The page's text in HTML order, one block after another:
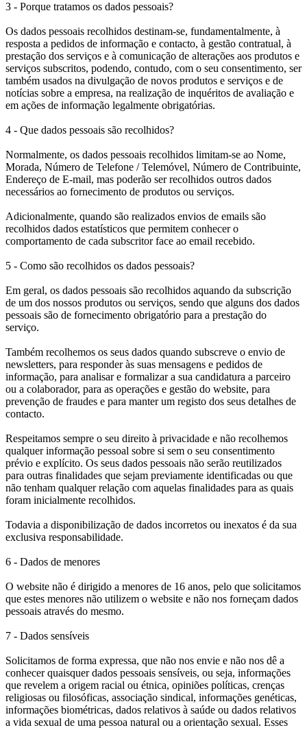
3 - Porque tratamos os dados pessoais?
Os dados pessoais recolhidos destinam-se, fundamentalmente, à
resposta a pedidos de informação e contacto, à gestão contratual, à
prestação dos serviços e à comunicação de alterações aos produtos e
serviços subscritos, podendo, contudo, com o seu consentimento, ser
também usados na divulgação de novos produtos e serviços e de
notícias sobre a empresa, na realização de inquéritos de avaliação e
em ações de informação legalmente obrigatórias.
4 - Que dados pessoais são recolhidos?
Normalmente, os dados pessoais recolhidos limitam-se ao Nome,
Morada, Número de Telefone / Telemóvel, Número de Contribuinte,
Endereço de E-mail, mas poderão ser recolhidos outros dados
necessários ao fornecimento de produtos ou serviços.
Adicionalmente, quando são realizados envios de emails são
recolhidos dados estatísticos que permitem conhecer o
comportamento de cada subscritor face ao email recebido.
5 - Como são recolhidos os dados pessoais?
Em geral, os dados pessoais são recolhidos aquando da subscrição
de um dos nossos produtos ou serviços, sendo que alguns dos dados
pessoais são de fornecimento obrigatório para a prestação do
serviço.
Também recolhemos os seus dados quando subscreve o envio de
newsletters, para responder às suas mensagens e pedidos de
informação, para analisar e formalizar a sua candidatura a parceiro
ou a colaborador, para as operações e gestão do website, para
prevenção de fraudes e para manter um registo dos seus detalhes de
contacto.
Respeitamos sempre o seu direito à privacidade e não recolhemos
qualquer informação pessoal sobre si sem o seu consentimento
prévio e explícito. Os seus dados pessoais não serão reutilizados
para outras finalidades que sejam previamente identificadas ou que
não tenham qualquer relação com aquelas finalidades para as quais
foram inicialmente recolhidos.
Todavia a disponibilização de dados incorretos ou inexatos é da sua
exclusiva responsabilidade.
6 - Dados de menores
O website não é dirigido a menores de 16 anos, pelo que solicitamos
que estes menores não utilizem o website e não nos forneçam dados
pessoais através do mesmo.
7 - Dados sensíveis
Solicitamos de forma expressa, que não nos envie e não nos dê a
conhecer quaisquer dados pessoais sensíveis, ou seja, informações
que revelem a origem racial ou étnica, opiniões políticas, crenças
religiosas ou filosóficas, associação sindical, informações genéticas,
informações biométricas, dados relativos à saúde ou dados relativos
a vida sexual de uma pessoa natural ou a orientação sexual. Esses